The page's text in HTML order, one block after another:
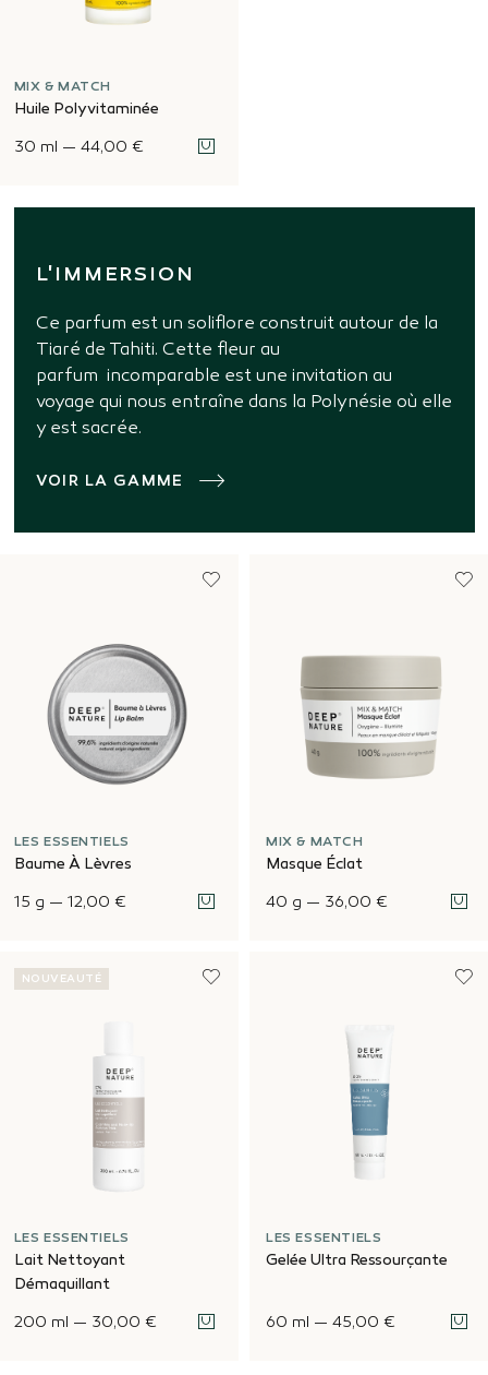
MIX & MATCH
Huile Polyvitaminée
30 ml — 44,00 €
L'IMMERSION
Ce parfum est un soliflore construit autour de la
Tiaré de Tahiti. Cette fleur au
parfum incomparable est une invitation au
voyage qui nous entraîne dans la Polynésie où elle
y est sacrée.
VOIR LA GAMME
LES ESSENTIELS
Baume À Lèvres
15 g — 12,00 €
MIX & MATCH
Masque Éclat
40 g — 36,00 €
NOUVEAUTÉ
LES ESSENTIELS
Lait Nettoyant
Démaquillant
200 ml — 30,00 €
LES ESSENTIELS
Gelée Ultra Ressourçante
60 ml — 45,00 €